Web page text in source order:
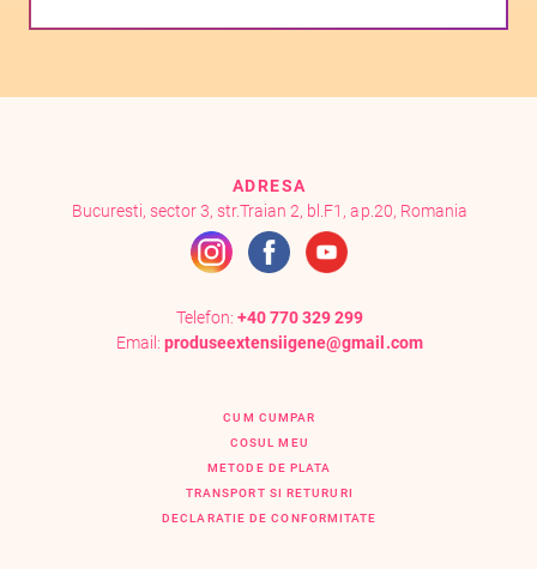
ADRESA
Bucuresti, sector 3, str.Traian 2, bl.F1, ap.20, Romania
Telefon: +40 770 329 299
Email:produseextensiigene@gmail.com
CUM CUMPAR
COSUL MEU
METODE DE PLATA
TRANSPORT SI RETURURI
DECLARATIE DE CONFORMITATE